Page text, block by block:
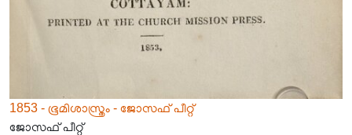
1853 - ഭൂമിശാസ്ത്രം - ജോസഫ് പീറ്റ്
ജോസഫ് പീറ്റ്